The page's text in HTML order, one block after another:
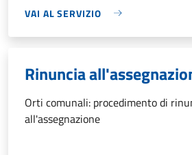
VAI AL SERVIZIO
Rinuncia
Orti comunali: procedimento di
all'assegnazione